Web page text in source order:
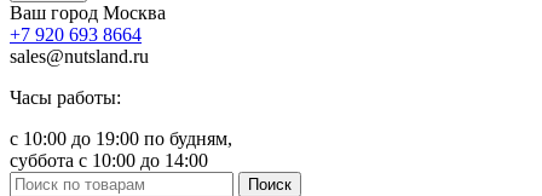
Ваш город Москва
+7 920 693 8664
sales@nutsland.ru
Часы работы:
с 10:00 до 19:00 по будням,
суббота с 10:00 до 14:00
Поиск